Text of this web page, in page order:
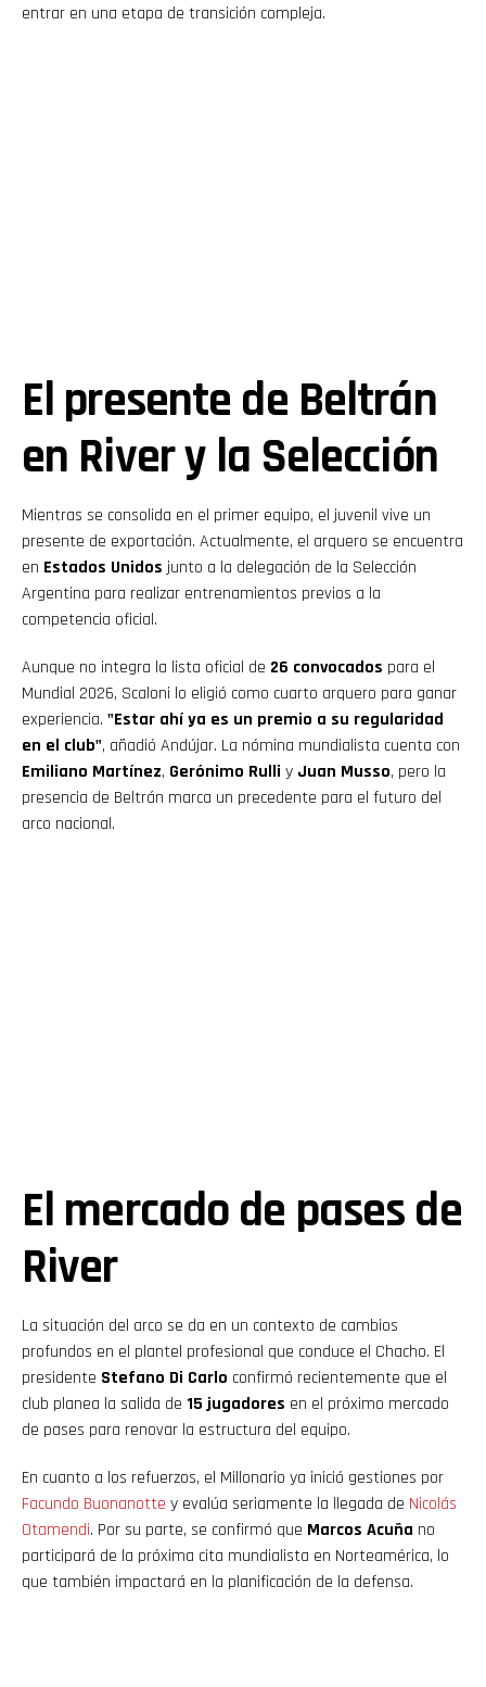
entrar en una etapa de transición compleja.
El presente de Beltrán
en River y la Selección
Mientras se consolida en el primer equipo, el juvenil vive un
presente de exportación. Actualmente, el arquero se encuentra
en Estados Unidos junto a la delegación de la Selección
Argentina para realizar entrenamientos previos a la
competencia oficial.
Aunque no integra la lista oficial de 26 convocados para el
Mundial 2026, Scaloni lo eligió como cuarto arquero para ganar
experiencia. "Estar ahí ya es un premio a su regularidad
en el club", añadió Andújar. La nómina mundialista cuenta con
Emiliano Martínez, Gerónimo Rulli y Juan Musso, pero la
presencia de Beltrán marca un precedente para el futuro del
arco nacional.
El mercado de pases de
River
La situación del arco se da en un contexto de cambios
profundos en el plantel profesional que conduce el Chacho. El
presidente Stefano Di Carlo confirmó recientemente que el
club planea la salida de 15 jugadores en el próximo mercado
de pases para renovar la estructura del equipo.
En cuanto a los refuerzos, el Millonario ya inició gestiones por
Facundo Buonanotte y evalúa seriamente la llegada de Nicolás
Otamendi. Por su parte, se confirmó que Marcos Acuña no
participará de la próxima cita mundialista en Norteamérica, lo
que también impactará en la planificación de la defensa.